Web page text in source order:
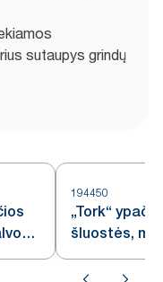
sutaupys grindų
194450
„Tork“ ypač
šluostės,